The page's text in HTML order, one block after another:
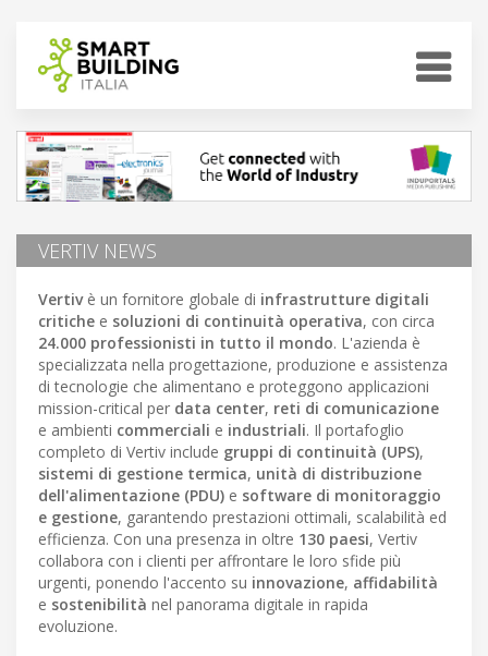
VERTIV NEWS
Vertivè un fornitore globale di infrastrutture digitali
critiche e soluzioni di continuità operativa, con circa
24.000 professionisti in tutto il mondo. L'azienda è
specializzata nella progettazione, produzione e assistenza
di tecnologie che alimentano e proteggono applicazioni
mission-critical per data center, reti di comunicazione
e ambienti commerciali e industriali. Il portafoglio
completo di Vertiv include gruppi di continuità (UPS),
sistemi di gestione termica, unità di distribuzione
dell'alimentazione (PDU) e software di monitoraggio
e gestione, garantendo prestazioni ottimali, scalabilità ed
efficienza. Con una presenza in oltre 130 paesi, Vertiv
collabora con i clienti per affrontare le loro sfide più
urgenti, ponendo l'accento su innovazione, affidabilità
e sostenibilità nel panorama digitale in rapida
evoluzione.